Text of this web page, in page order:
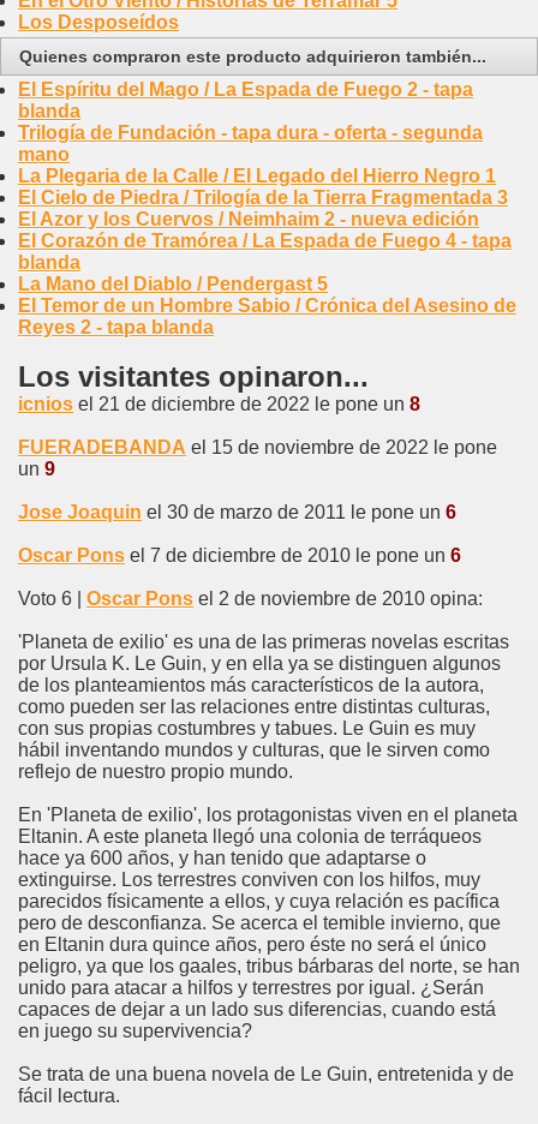
Los Desposeídos
Quienes compraron este producto adquirieron también...
El Espíritu del Mago / La Espada de Fuego 2 - tapa
blanda
Trilogía de Fundación - tapa dura - oferta - segunda
mano
La Plegaria de la Calle / El Legado del Hierro Negro 1
El Cielo de Piedra / Trilogía de la Tierra Fragmentada 3
El Azor y los Cuervos / Neimhaim 2 - nueva edición
El Corazón de Tramórea / La Espada de Fuego 4 - tapa
blanda
La Mano del Diablo / Pendergast 5
El Temor de un Hombre Sabio / Crónica del Asesino de
Reyes 2 - tapa blanda
Los visitantes opinaron...
icnios el 21 de diciembre de 2022 le pone un 8
FUERADEBANDA el 15 de noviembre de 2022 le pone
un 9
Jose Joaquin el 30 de marzo de 2011 le pone un 6
Oscar Pons el 7 de diciembre de 2010 le pone un 6
Voto 6 | Oscar Pons el 2 de noviembre de 2010 opina:
'Planeta de exilio' es una de las primeras novelas escritas
por Ursula K. Le Guin, y en ella ya se distinguen algunos
de los planteamientos más característicos de la autora,
como pueden ser las relaciones entre distintas culturas,
con sus propias costumbres y tabues. Le Guin es muy
hábil inventando mundos y culturas, que le sirven como
reflejo de nuestro propio mundo.
En 'Planeta de exilio', los protagonistas viven en el planeta
Eltanin. A este planeta llegó una colonia de terráqueos
hace ya 600 años, y han tenido que adaptarse o
extinguirse. Los terrestres conviven con los hilfos, muy
parecidos físicamente a ellos, y cuya relación es pacífica
pero de desconfianza. Se acerca el temible invierno, que
en Eltanin dura quince años, pero éste no será el único
peligro, ya que los gaales, tribus bárbaras del norte, se han
unido para atacar a hilfos y terrestres por igual. ¿Serán
capaces de dejar a un lado sus diferencias, cuando está
en juego su supervivencia?
Se trata de una buena novela de Le Guin, entretenida y de
fácil lectura.